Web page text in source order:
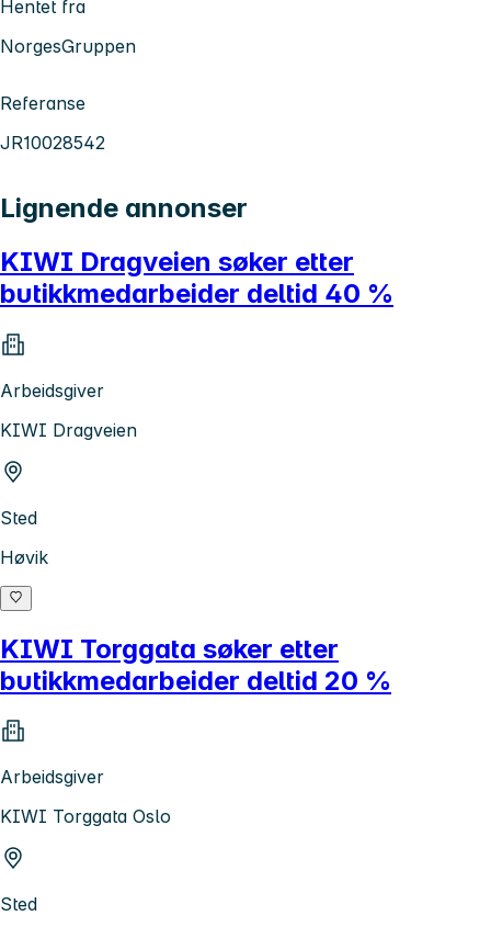
Hentet fra
NorgesGruppen
Referanse
JR10028542
Lignende annonser
KIWI Dragveien søker etter
butikkmedarbeider deltid 40 %
Arbeidsgiver
KIWI Dragveien
Sted
Høvik
KIWI Torggata søker etter
butikkmedarbeider deltid 20 %
Arbeidsgiver
KIWI Torggata Oslo
Sted